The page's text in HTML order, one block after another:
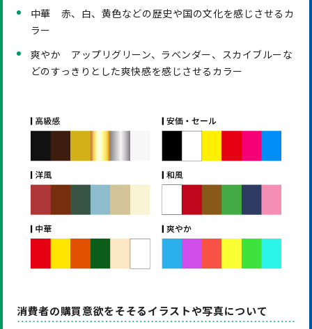
中華 赤、白、黄色などの歴史や国の文化を感じさせるカ
ラー
爽やか アップリグリーン、ラベンダー、スカイブルーな
どのすっきりとした爽快感を感じさせるカラー
消費者の購買意欲をそそるイラストや写真について